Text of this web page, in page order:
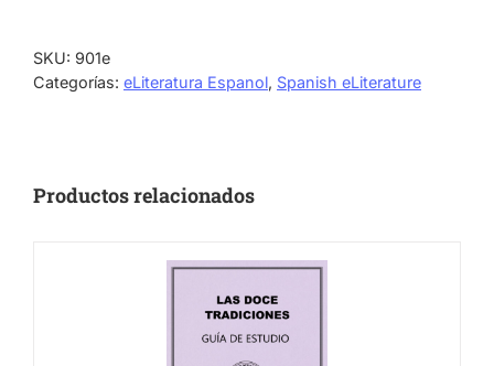
SKU: 901e
Categorías: eLiteratura Espanol, Spanish eLiterature
Productos relacionados